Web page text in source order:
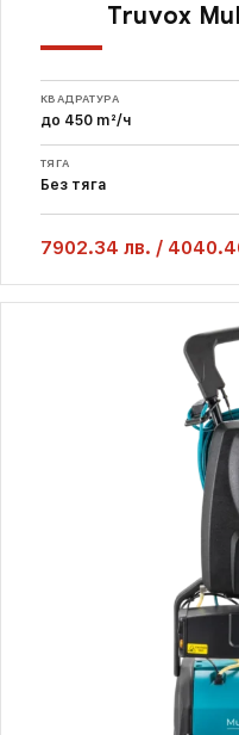
Truvox
КВАДРАТУРА
до 450 m²/ч
ТЯГА
Без тяга
7902.34 лв. /